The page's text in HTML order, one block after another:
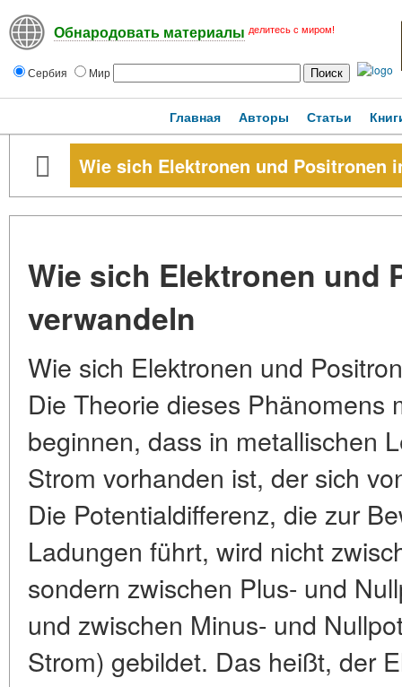
Обнародовать материалы делитесь с миром!
Сербия Мир
Главная Авторы Статьи
Wie sich Elektronen und Positronen
Wie sich Elektronen und
verwandeln
Wie sich Elektronen und
Die Theorie dieses Phänomens
beginnen, dass in metallischen
Strom vorhanden ist, der sich
Die Potentialdifferenz, die zur
Ladungen führt, wird nicht
sondern zwischen Plus- und
und zwischen Minus- und
Strom) gebildet. Das heißt, der